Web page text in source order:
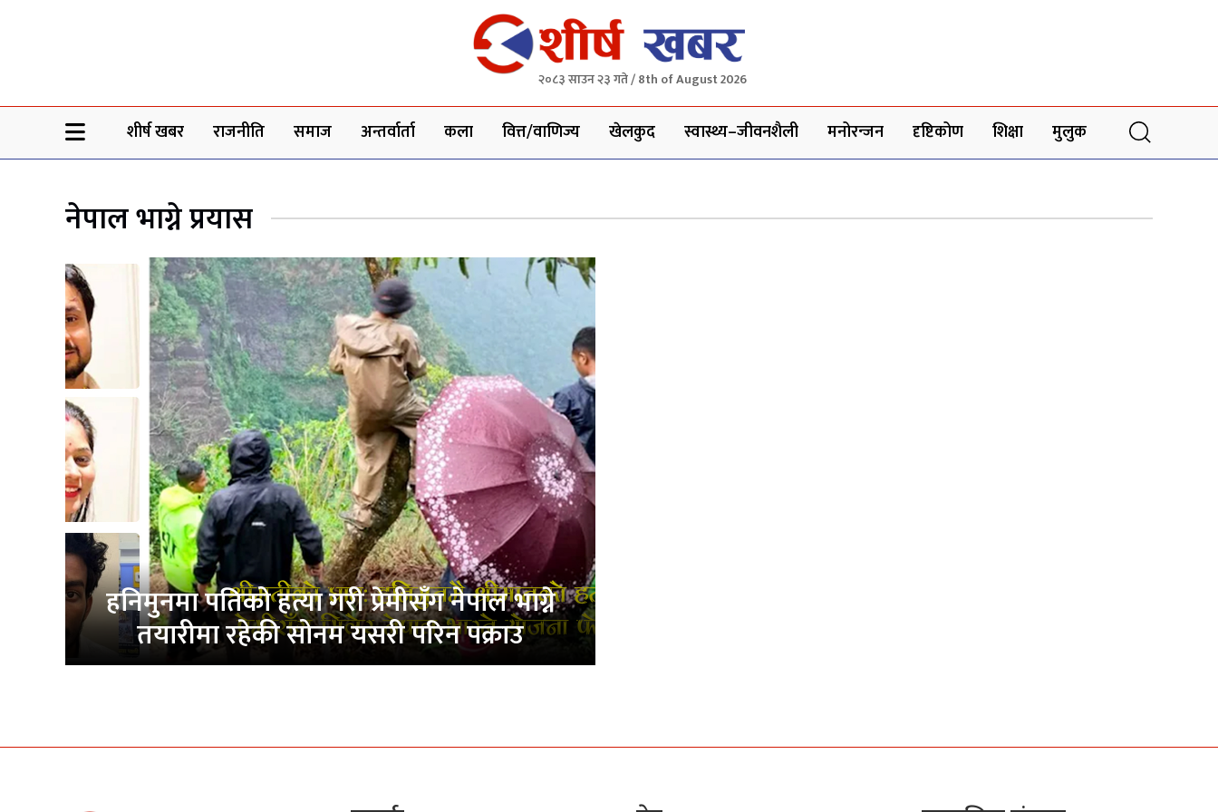
२०८३ साउन २३ गते / 8th of August 2026
शीर्ष खबर राजनीति समाज अन्तर्वार्ता कला वित्त/वाणिज्य खेलकुद स्वास्थ्य–जीवनशैली मनोरन्जन दृष्टिकोण शिक्षा मुलुक
नेपाल भाग्ने प्रयास
हनिमुनमा पतिको हत्या गरी प्रेमीसँग नेपाल भाग्ने
तयारीमा रहेकी सोनम यसरी परिन पक्राउ